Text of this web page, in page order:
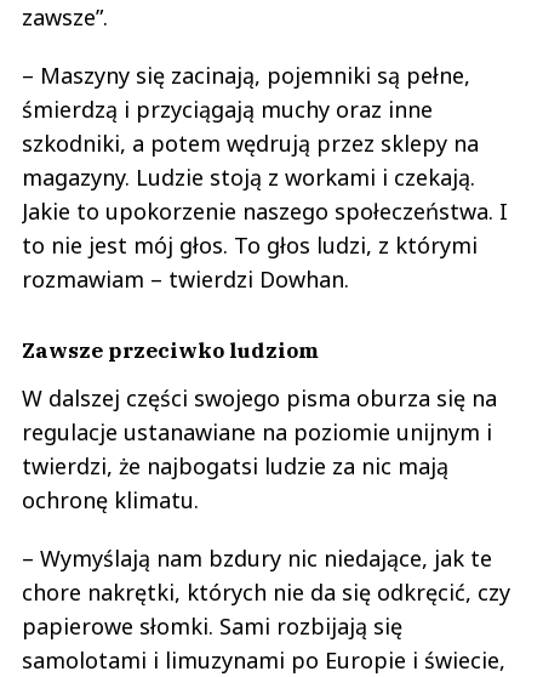
zawsze”.
– Maszyny się zacinają, pojemniki są pełne,
śmierdzą i przyciągają muchy oraz inne
szkodniki, a potem wędrują przez sklepy na
magazyny. Ludzie stoją z workami i czekają.
Jakie to upokorzenie naszego społeczeństwa. I
to nie jest mój głos. To głos ludzi, z którymi
rozmawiam – twierdzi Dowhan.
Zawsze przeciwko ludziom
W dalszej części swojego pisma oburza się na
regulacje ustanawiane na poziomie unijnym i
twierdzi, że najbogatsi ludzie za nic mają
ochronę klimatu.
– Wymyślają nam bzdury nic niedające, jak te
chore nakrętki, których nie da się odkręcić, czy
papierowe słomki. Sami rozbijają się
samolotami i limuzynami po Europie i świecie,